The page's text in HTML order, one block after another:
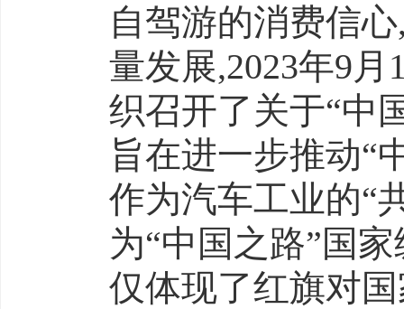
自驾游的消费信
量发展,2023年9
织召开了关于“中
旨在进一步推动“
作为汽车工业的“
为“中国之路”国
仅体现了红旗对